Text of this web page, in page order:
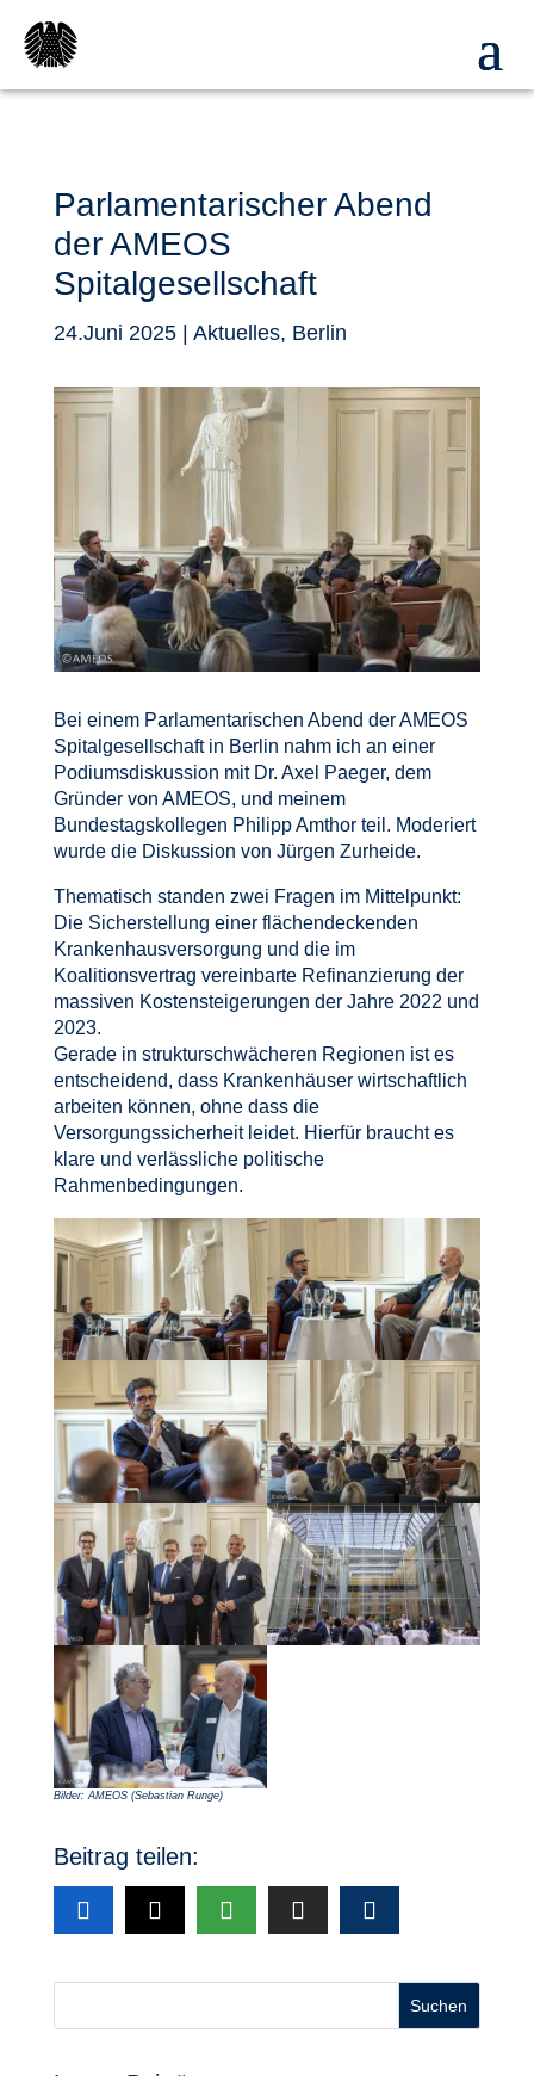
Parlamentarischer Abend
der AMEOS
Spitalgesellschaft
24.Juni 2025| Aktuelles, Berlin
Bei einem Parlamentarischen Abend der AMEOS
Spitalgesellschaft in Berlin nahm ich an einer
Podiumsdiskussion mit Dr. Axel Paeger, dem
Gründer von AMEOS, und meinem
Bundestagskollegen Philipp Amthor teil. Moderiert
wurde die Diskussion von Jürgen Zurheide.
Thematisch standen zwei Fragen im Mittelpunkt:
Die Sicherstellung einer flächendeckenden
Krankenhausversorgung und die im
Koalitionsvertrag vereinbarte Refinanzierung der
massiven Kostensteigerungen der Jahre 2022 und
2023.
Gerade in strukturschwächeren Regionen ist es
entscheidend, dass Krankenhäuser wirtschaftlich
arbeiten können, ohne dass die
Versorgungssicherheit leidet. Hierfür braucht es
klare und verlässliche politische
Rahmenbedingungen.
Bilder: AMEOS (Sebastian Runge)
Beitrag teilen:
Suchen